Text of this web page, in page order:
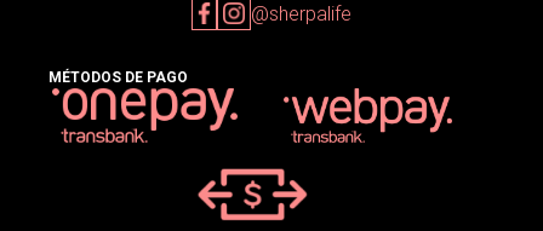
@sherpalife
MÉTODOS DE PAGO